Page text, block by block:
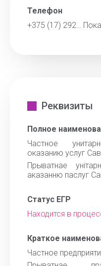
Телефон
+375 (17) 292…
Реквизиты
Полное
Частное
оказанию услуг
Прыватнае
аказанню паслуг
Статус ЕГР
Находится в
Краткое
Частное